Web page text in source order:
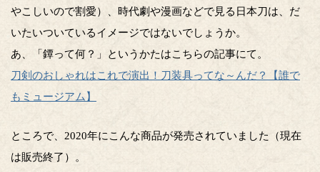
やこしいので割愛）、時代劇や漫画などで見る日本刀は、だ
いたいついているイメージではないでしょうか。
あ、「鐔って何？」というかたはこちらの記事にて。
刀剣のおしゃれはこれで演出！刀装具ってな～んだ？【誰で
もミュージアム】
ところで、2020年にこんな商品が発売されていました（現在
は販売終了）。